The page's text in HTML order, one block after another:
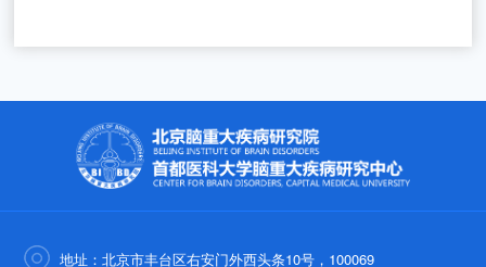
地址：北京市丰台区右安门外西头条10号，100069